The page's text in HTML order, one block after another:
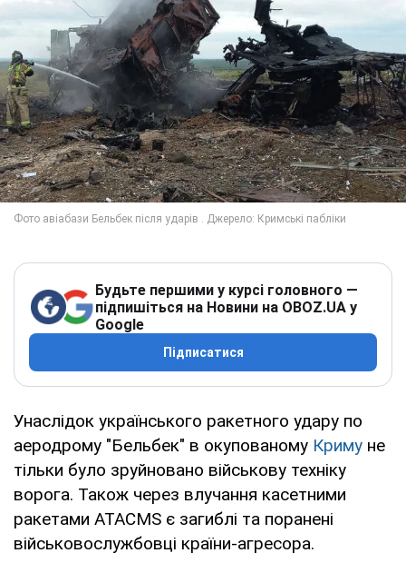
Будьте першими у курсі головного —
підпишіться на Новини на OBOZ.UA у
Google
Підписатися
Унаслідок українського ракетного удару по
аеродрому "Бельбек" в окупованому Криму не
тільки було зруйновано військову техніку
ворога. Також через влучання касетними
ракетами ATACMS є загиблі та поранені
військовослужбовці країни-агресора.